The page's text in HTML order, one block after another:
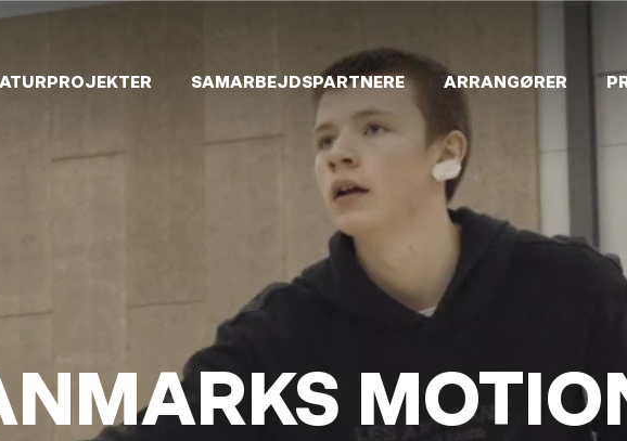
SAMARBEJDSPARTNERE ARRANGØRER